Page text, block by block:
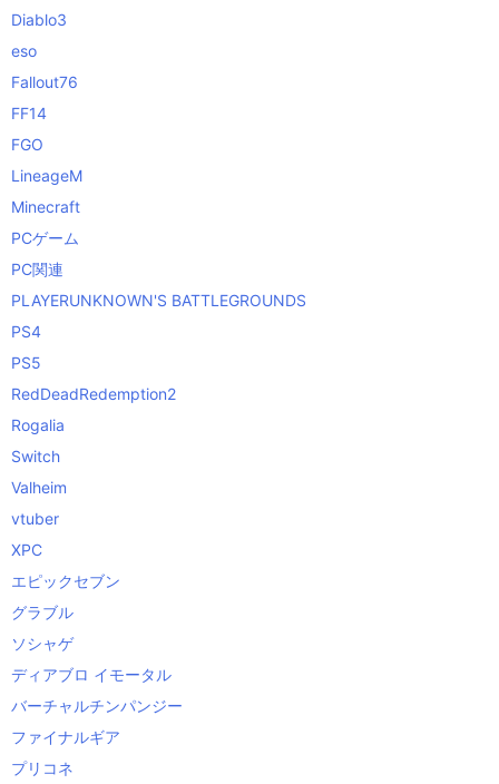
Diablo3
eso
Fallout76
FF14
FGO
LineageM
Minecraft
PCゲーム
PC関連
PLAYERUNKNOWN'S BATTLEGROUNDS
PS4
PS5
RedDeadRedemption2
Rogalia
Switch
Valheim
vtuber
XPC
エピックセブン
グラブル
ソシャゲ
ディアブロ イモータル
バーチャルチンパンジー
ファイナルギア
プリコネ